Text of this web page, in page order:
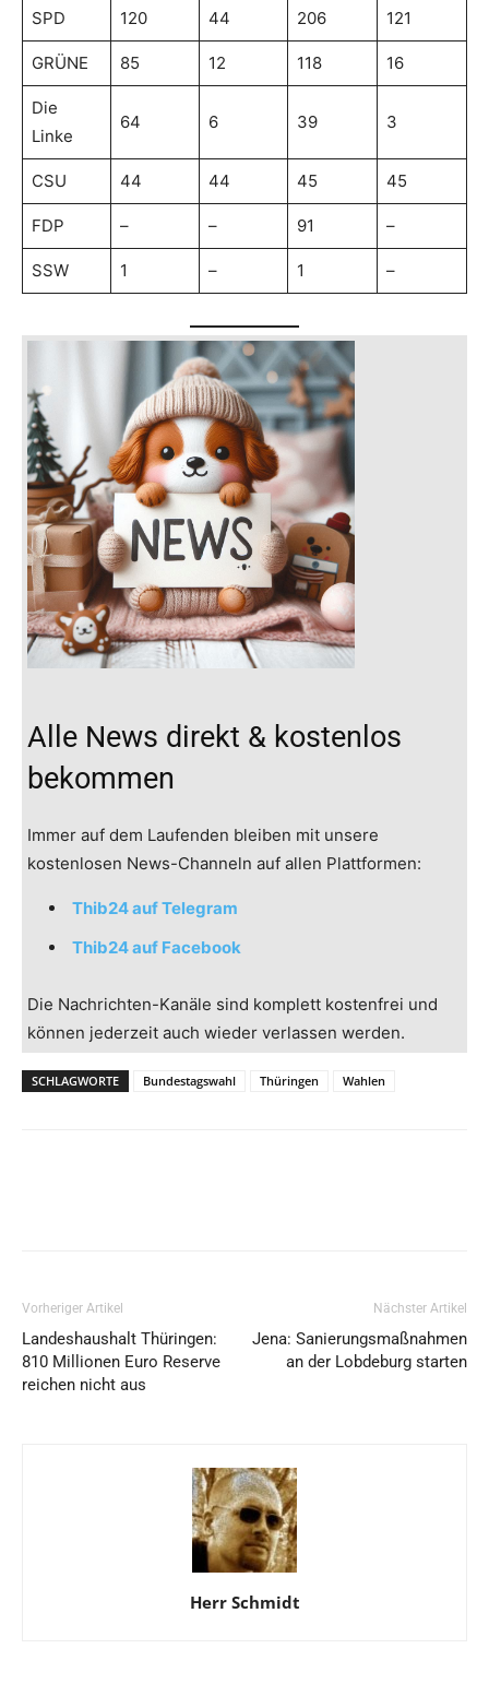
SPD 120 44 206 121
GRÜNE 85 12 118 16
Die
Linke
64 6 39 3
CSU 44 44 45 45
FDP – – 91 –
SSW 1 – 1 –
Alle News direkt & kostenlos
bekommen
Immer auf dem Laufenden bleiben mit unsere
kostenlosen News-Channeln auf allen Plattformen:
Thib24 auf Telegram
Thib24 auf Facebook
Die Nachrichten-Kanäle sind komplett kostenfrei und
können jederzeit auch wieder verlassen werden.
SCHLAGWORTE Bundestagswahl Thüringen Wahlen
Vorheriger Artikel
Landeshaushalt Thüringen:
810 Millionen Euro Reserve
reichen nicht aus
Nächster Artikel
Jena: Sanierungsmaßnahmen
an der Lobdeburg starten
Herr Schmidt